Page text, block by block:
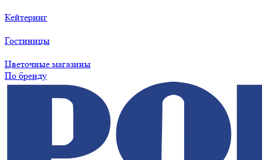
Кейтеринг
Гостиницы
Цветочные магазины
По бренду